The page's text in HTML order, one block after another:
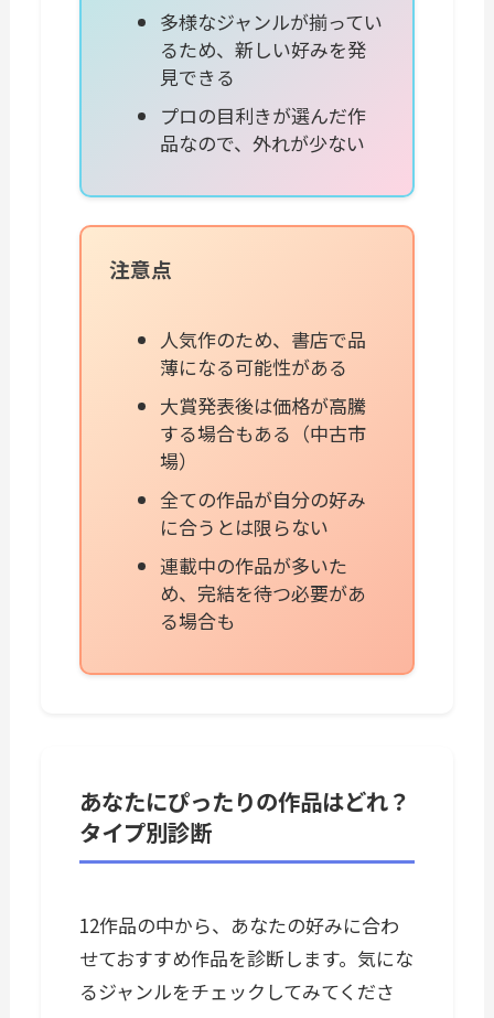
多様なジャンルが揃ってい
るため、新しい好みを発
見できる
プロの目利きが選んだ作
品なので、外れが少ない
注意点
人気作のため、書店で品
薄になる可能性がある
大賞発表後は価格が高騰
する場合もある（中古市
場）
全ての作品が自分の好み
に合うとは限らない
連載中の作品が多いた
め、完結を待つ必要があ
る場合も
あなたにぴったりの作品はどれ？
タイプ別診断
12作品の中から、あなたの好みに合わ
せておすすめ作品を診断します。気にな
るジャンルをチェックしてみてくださ